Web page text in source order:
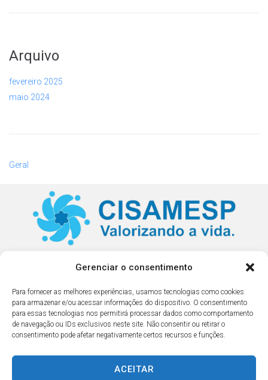
Gerenciar o consentimento
Para fornecer as melhores experiências, usamos tecnologias como cookies
para armazenar e/ou acessar informações do dispositivo. O consentimento
para essas tecnologias nos permitirá processar dados como comportamento
de navegação ou IDs exclusivos neste site. Não consentir ou retirar o
consentimento pode afetar negativamente certos recursos e funções.
ACEITAR
Arquivo
fevereiro 2025
maio 2024
Geral
Pouso Alegre - MG
Contato
(35) 3423-3353
cisamesp@cisamesp.mg.gov.br